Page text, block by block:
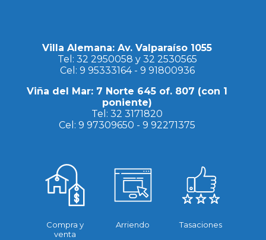
Villa Alemana: Av. Valparaíso 1055
Tel: 32 2950058 y 32 2530565
Cel: 9 95333164- 9 91800936
Viña del Mar: 7 Norte 645 of. 807 (con 1
poniente)
Tel:32 3171820
Cel:9 97309650 -9 92271375
Compra y
venta
Arriendo Tasaciones